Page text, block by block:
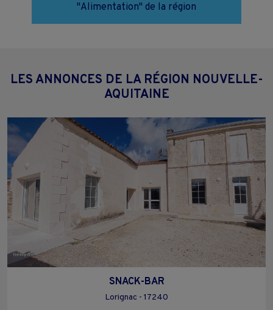
"Alimentation" de la région
LES ANNONCES DE LA RÉGION NOUVELLE-
AQUITAINE
SNACK-BAR
Lorignac - 17240